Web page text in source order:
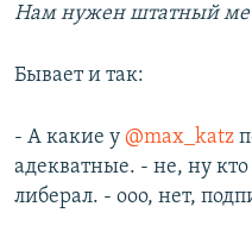
Нам нужен штатный
Бывает и так:
- А какие у @max_katz
адекватные. - не, ну кто
либерал. - ооо, нет,